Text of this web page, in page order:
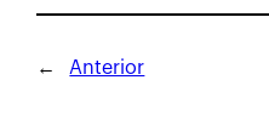
← Anterior